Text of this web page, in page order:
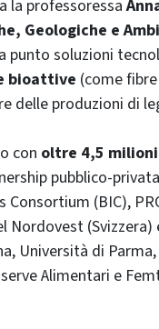
la professoressa
Geologiche e
punto soluzioni
bioattive (come
delle produzioni di
con oltre 4,5
pubblico-
Consortium (BIC),
Nordovest
Università di
Alimentari e